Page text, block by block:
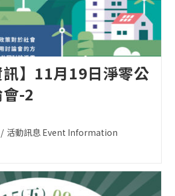
訊】11月19日淨零公
-2
/ 活動訊息 Event Information